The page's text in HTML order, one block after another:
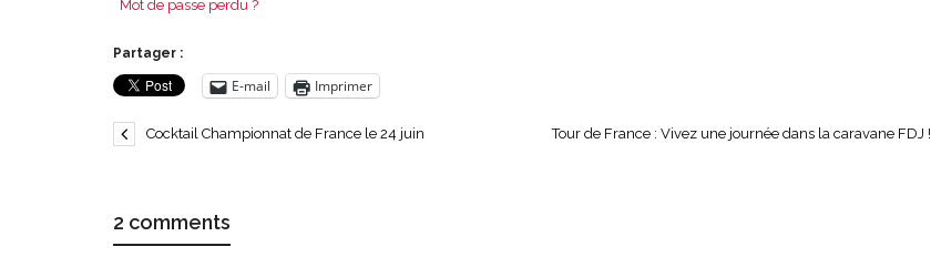
Mot de passe perdu ?
Partager :
E-mail Imprimer
Cocktail Championnat de France le 24 juin Tour de France : Vivez une journée dans la caravane FDJ !
2 comments